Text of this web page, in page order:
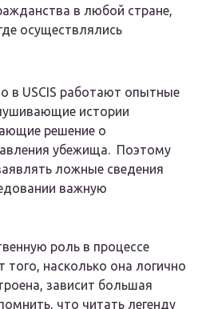
в любой стране,
осуществлялись
в USCIS работают опытные
истории
решение о
убежища. Поэтому
ложные сведения
важную
роль в процессе
насколько она логично
зависит большая
что читать легенду